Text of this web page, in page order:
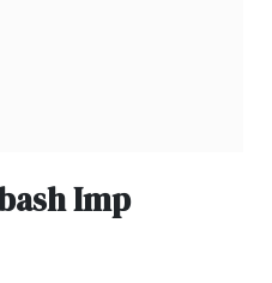
Imp